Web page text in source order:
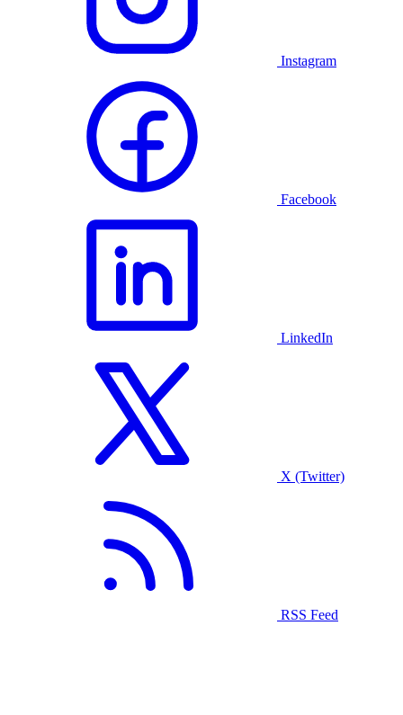
Instagram
Facebook
LinkedIn
X (Twitter)
RSS Feed